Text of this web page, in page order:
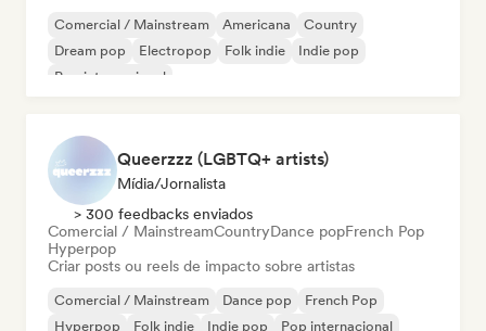
Comercial / Mainstream Americana
Country
Dream pop
Electropop Folk indie
Indie pop
Pop internacional
Queerzzz (LGBTQ+ artists)
Mídia/Jornalista
> 300 feedbacks enviados
Comercial / MainstreamCountryDance popFrench Pop
Hyperpop
Criar posts ou reels de impacto sobre artistas
Comercial / Mainstream Dance pop
French Pop
Hyperpop
Folk indie Indie pop Pop internacional